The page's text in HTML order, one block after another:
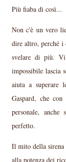
Più fiaba di così...
Non c'è un vero
dire altro, perché i
svelare di più. Vi
impossibile lascia
aiuta a superare
Gaspard, che
personale,
perfetto.
Il mito della sirena
alla potenza dei